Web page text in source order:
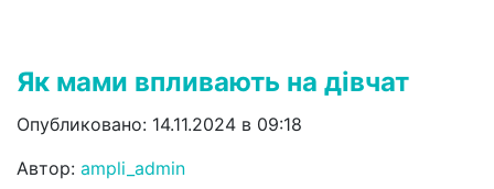
Як мами впливають на дівчат
Опубликовано: 14.11.2024 в 09:18
Автор: ampli_admin